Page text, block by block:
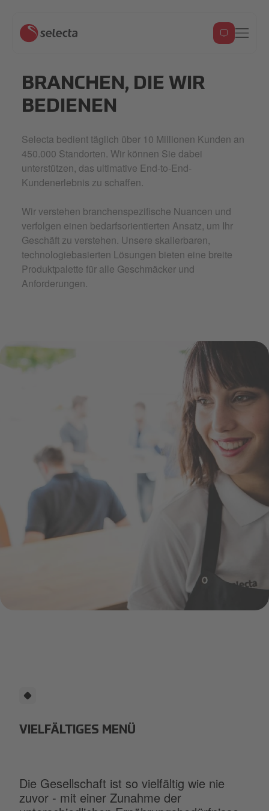
BRANCHEN, DIE WIR
BEDIENEN
Selecta bedient täglich über 10 Millionen Kunden an
450.000 Standorten. Wir können Sie dabei
unterstützen, das ultimative End-to-End-
Kundenerlebnis zu schaffen.
Wir verstehen branchenspezifische Nuancen und
verfolgen einen bedarfsorientierten Ansatz, um Ihr
Geschäft zu verstehen. Unsere skalierbaren,
technologiebasierten Lösungen bieten eine breite
Produktpalette für alle Geschmäcker und
Anforderungen.
VIELFÄLTIGES MENÜ
Die Gesellschaft ist so vielfältig wie nie
zuvor - mit einer Zunahme der